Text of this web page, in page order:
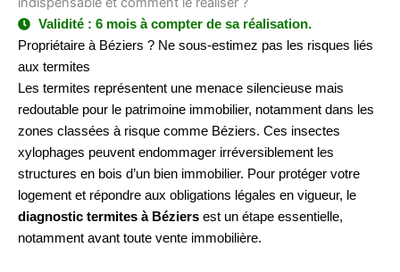
Validité : 6 mois à compter de sa réalisation.
Propriétaire à Béziers ? Ne sous-estimez pas les risques liés
aux termites
Les termites représentent une menace silencieuse mais
redoutable pour le patrimoine immobilier, notamment dans les
zones classées à risque comme Béziers. Ces insectes
xylophages peuvent endommager irréversiblement les
structures en bois d’un bien immobilier. Pour protéger votre
logement et répondre aux obligations légales en vigueur, le
diagnostic termites à Béziers est un étape essentielle,
notamment avant toute vente immobilière.